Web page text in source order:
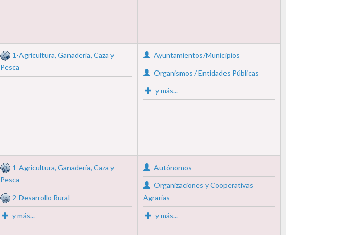
1-Agricultura, Ganadería, Caza y
Pesca
Ayuntamientos/Municipios
Organismos / Entidades Públicas
y más...
1-Agricultura, Ganadería, Caza y
Pesca
2-Desarrollo Rural
y más...
Autónomos
Organizaciones y Cooperativas
Agrarias
y más...